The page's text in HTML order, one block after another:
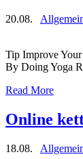
20.08.
Tip Improve
By Doing Yoga
Read More
Online
18.08.